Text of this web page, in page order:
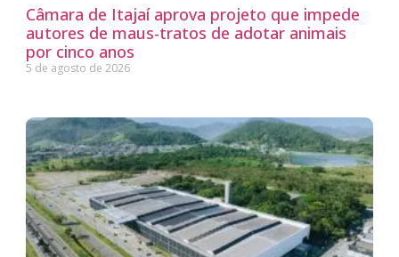
Câmara de Itajaí aprova projeto que impede
autores de maus-tratos de adotar animais
por cinco anos
5 de agosto de 2026